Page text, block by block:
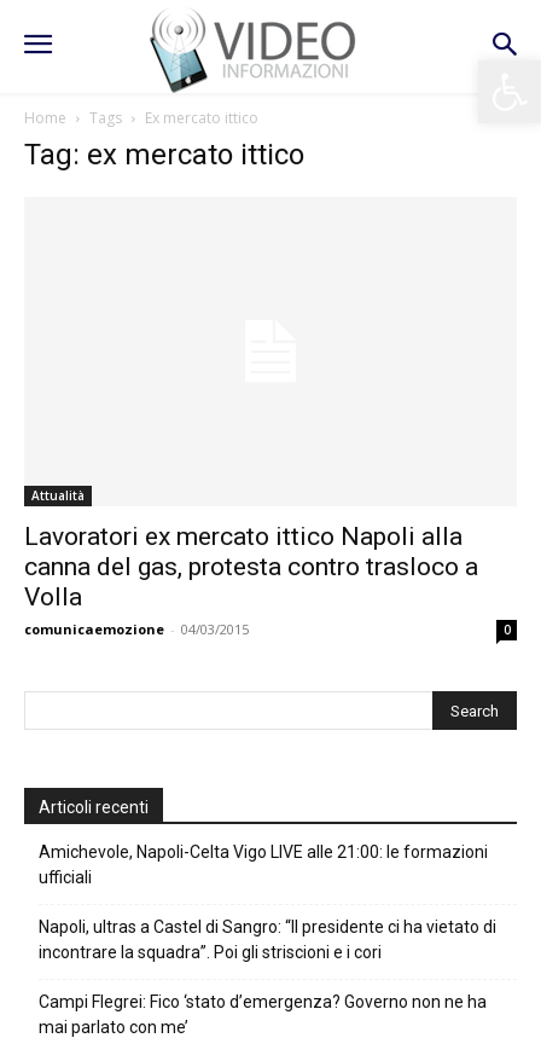
Home Tags Ex mercato ittico
Tag: ex mercato ittico
Attualità
Lavoratori ex mercato ittico Napoli alla
canna del gas, protesta contro trasloco a
Volla
comunicaemozione - 04/03/2015 0
Articoli recenti
Amichevole, Napoli-Celta Vigo LIVE alle 21:00: le formazioni
ufficiali
Napoli, ultras a Castel di Sangro: “Il presidente ci ha vietato di
incontrare la squadra”. Poi gli striscioni e i cori
Campi Flegrei: Fico ‘stato d’emergenza? Governo non ne ha
mai parlato con me’